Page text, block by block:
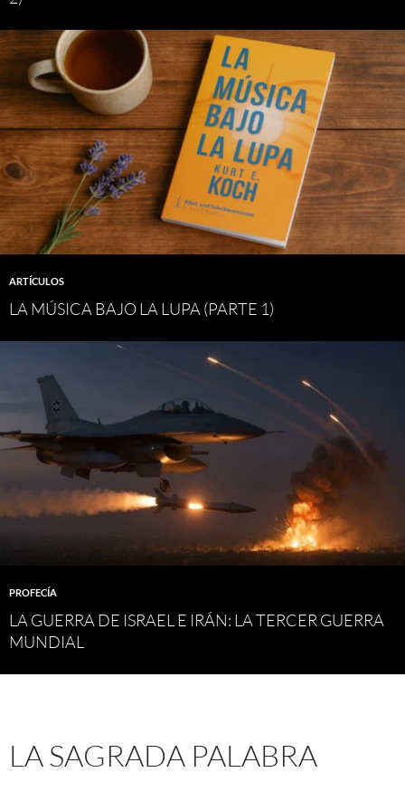
ARTÍCULOS
LA MÚSICA BAJO LA LUPA (PARTE 1)
PROFECÍA
LA GUERRA DE ISRAEL E IRÁN: LA TERCER GUERRA
MUNDIAL
LA SAGRADA PALABRA